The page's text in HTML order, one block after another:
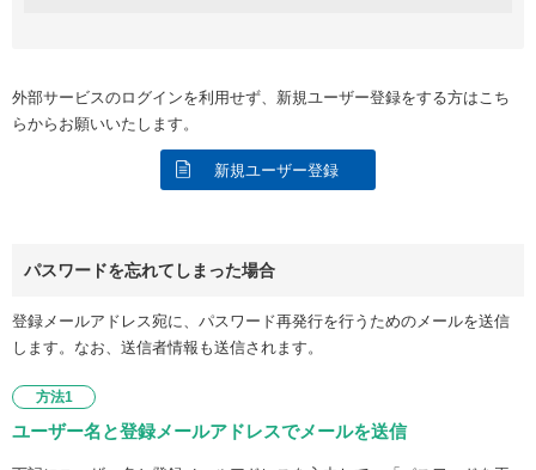
外部サービスのログインを利用せず、新規ユーザー登録をする方はこち
らからお願いいたします。
新規ユーザー登録
パスワードを忘れてしまった場合
登録メールアドレス宛に、パスワード再発行を行うためのメールを送信
します。なお、送信者情報も送信されます。
方法1
ユーザー名と登録メールアドレスでメールを送信